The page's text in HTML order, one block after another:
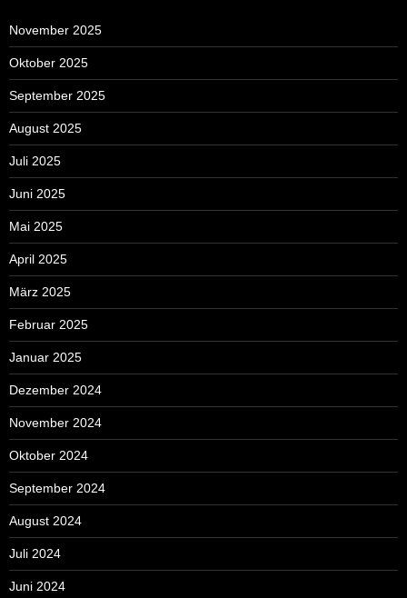
November 2025
Oktober 2025
September 2025
August 2025
Juli 2025
Juni 2025
Mai 2025
April 2025
März 2025
Februar 2025
Januar 2025
Dezember 2024
November 2024
Oktober 2024
September 2024
August 2024
Juli 2024
Juni 2024